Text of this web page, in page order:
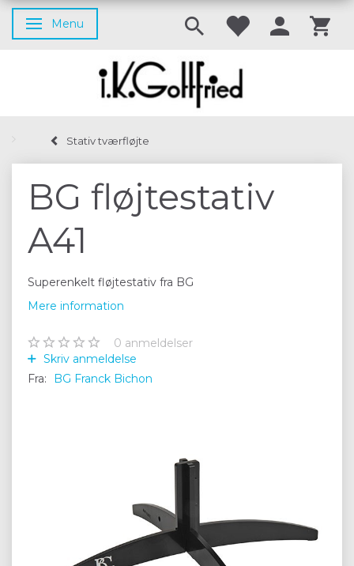
Skifte navigation
Menu
Stativ tværfløjte
BG fløjtestativ
A41
Superenkelt fløjtestativ fra BG
Mere information
0 anmeldelser
Skriv anmeldelse
Fra:
BG Franck Bichon